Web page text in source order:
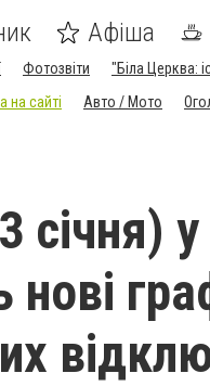
Афіша
Фотозвіти "Біла Церква:
на сайті Авто / Мото
січня)
нові